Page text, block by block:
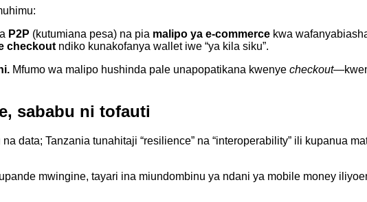
P2P (kutumiana pesa) na pia malipo ya e-commerce kwa
checkout ndiko kunakofanya wallet iwe “ya kila siku”.
Mfumo wa malipo hushinda pale unapopatikana kwenye checkout
sababu ni tofauti
data; Tanzania tunahitaji “resilience” na “interoperability” ili kupanua
mwingine, tayari ina miundombinu ya ndani ya mobile money